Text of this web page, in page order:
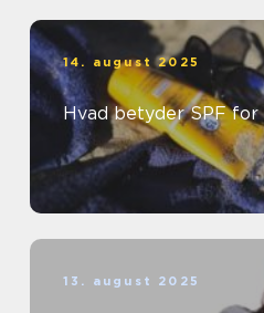
14. august 2025
Hvad betyder SPF
13. august 2025